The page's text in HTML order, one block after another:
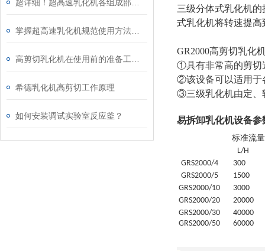
希德乳化机高剪切工作原理
如何安装调试实验室反应釜？
三级分体式乳化机
式乳化机将转速提高
GR2000高剪切乳化
①具有非常高的剪切
②该设备可以适用于
③三级乳化机由定、
易拆卸乳化机设备参
标准流量
L/H
GRS2000/4 300
GRS2000/5
1500
GRS2000/10
3000
GRS2000/20 20000
GRS2000/30 40000
GRS2000/50 60000